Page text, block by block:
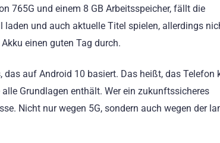
765G und einem 8 GB Arbeitsspeicher, fällt die
und auch aktuelle Titel spielen, allerdings
einen guten Tag durch.
das auf Android 10 basiert. Das heißt, das Telefon
Grundlagen enthält. Wer ein zukunftssicheres
Nicht nur wegen 5G, sondern auch wegen der